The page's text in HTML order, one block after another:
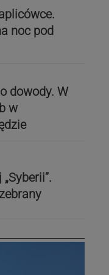
noc pod
dowody. W
w